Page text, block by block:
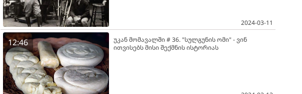
2024-03-11
12:46
უკან მომავალში # 36. "სულგუნის ომი" - ვინ
ითვისებს მისი შექმნის ისტორიას